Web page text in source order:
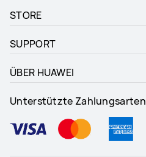
STORE
SUPPORT
ÜBER HUAWEI
Unterstützte Zahlungsarten